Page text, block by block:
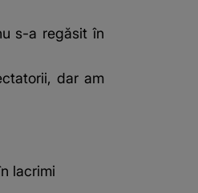
s-a regăsit în
dar am
lacrimi